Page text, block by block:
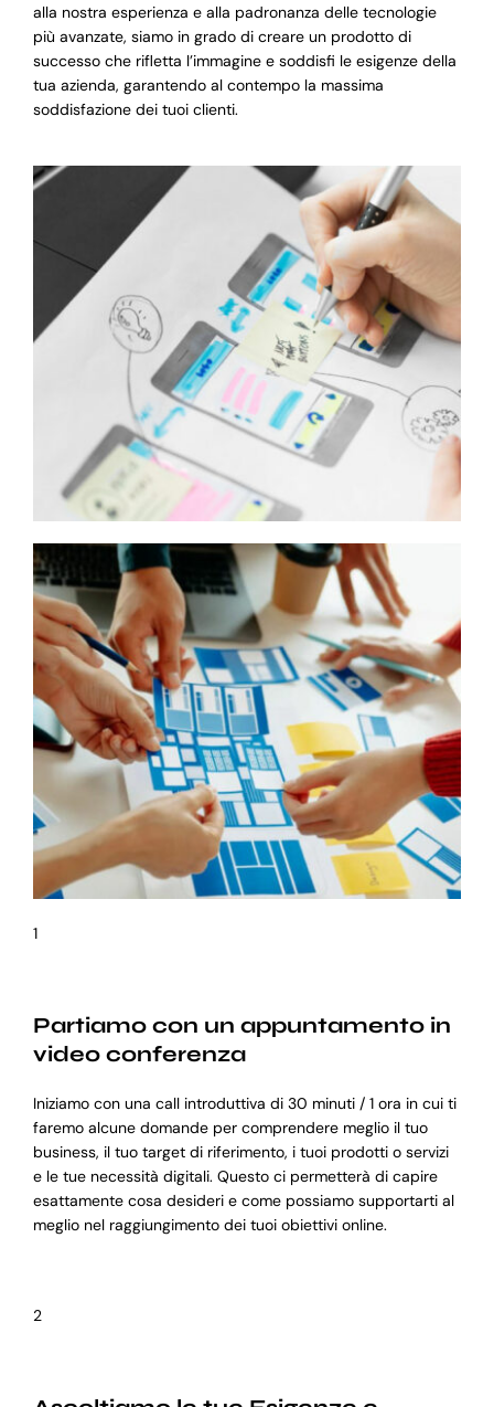
alla nostra esperienza e alla padronanza delle tecnologie
più avanzate, siamo in grado di creare un prodotto di
successo che rifletta l’immagine e soddisfi le esigenze della
tua azienda, garantendo al contempo la massima
soddisfazione dei tuoi clienti.
1
Partiamo con un appuntamento in
video conferenza
Iniziamo con una call introduttiva di 30 minuti / 1 ora in cui ti
faremo alcune domande per comprendere meglio il tuo
business, il tuo target di riferimento, i tuoi prodotti o servizi
e le tue necessità digitali. Questo ci permetterà di capire
esattamente cosa desideri e come possiamo supportarti al
meglio nel raggiungimento dei tuoi obiettivi online.
2